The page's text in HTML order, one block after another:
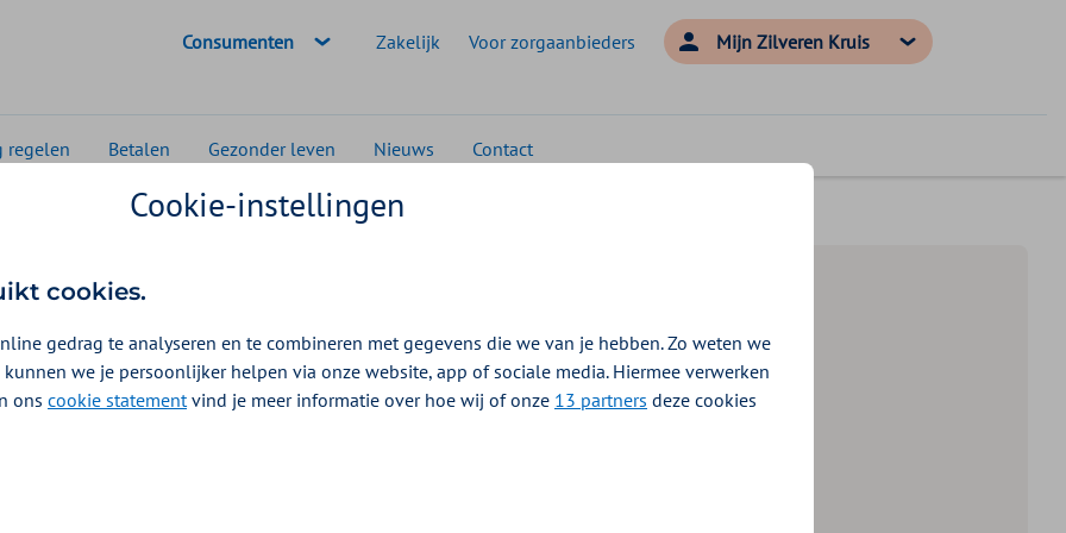
Geselecteerde doelgroep:
Consumenten Zakelijk Voor zorgaanbieders Mijn Zilveren Kruis
regelen Betalen Gezonder leven Nieuws Contact
Cookie-instellingen
cookies.
gedrag te analyseren en te combineren met gegevens die we van je hebben. Zo weten we
we je persoonlijker helpen via onze website, app of sociale media. Hiermee verwerken
ons cookie statementvind je meer informatie over hoe wij of onze 13 partners deze cookies